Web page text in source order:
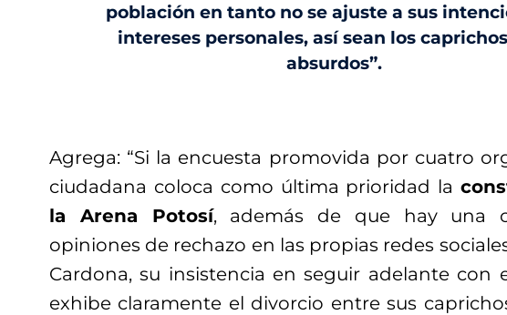
población en tanto no se ajuste a sus
intereses personales, así sean los
absurdos”.
Agrega: “Si la encuesta promovida por cuatro
ciudadana coloca como última prioridad la
la Arena Potosí, además de que hay una
opiniones de rechazo en las propias redes
Cardona, su insistencia en seguir adelante con
exhibe claramente el divorcio entre sus